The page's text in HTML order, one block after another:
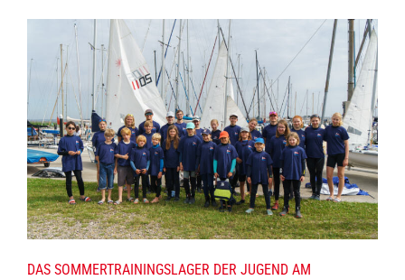
DAS SOMMERTRAININGSLAGER DER JUGEND AM